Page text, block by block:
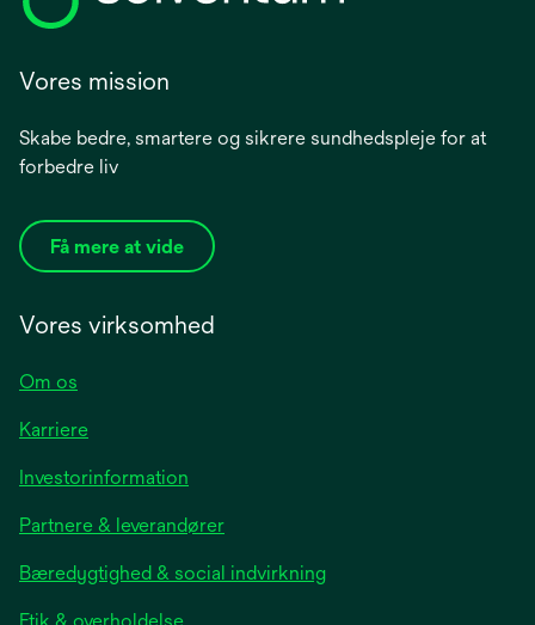
Vores mission
Skabe bedre, smartere og sikrere sundhedspleje for at
forbedre liv
Få mere at vide
Vores virksomhed
Om os
Karriere
Investorinformation
a
new
Partnere & leverandører
Bæredygtighed & social indvirkning